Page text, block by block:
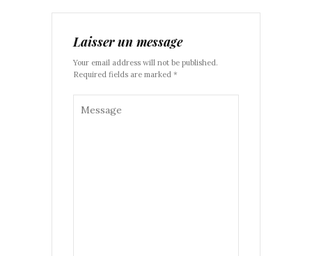
Laisser un message
Your email address will not be published.
Required fields are marked *